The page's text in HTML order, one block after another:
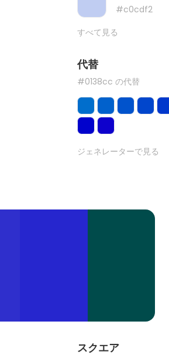
#c0cdf2
すべて見る
代替
#0138cc の代替
ジェネレーターで見る
スクエア